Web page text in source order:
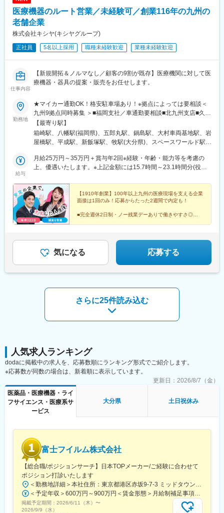
装置等
■営業スタイル：
ントを取って訪問し、ヒアリングにてクリニックのニーズを掴
ドクターとのコネクションを作り、商談に繋げていきます。「与
えられた製品を売る」だけでなく、ドクターが叶えたい患者様の
提案力が求められるため、自社製品にとどまらず、他社や業界に
ついての幅広い引き出しを持つことが重要です。
九州支店の担当エリアは九州全域、沖縄、山口県です。社員ごと
に担当エリアを持ち、自宅からクリニックへは直行直帰をベース
とした働き方です。
市）へ出社いただきます。
※基本は車移動での営業となります
■所属予定部署：
九州支店 営業課では課長（支店長）男性2名、女性1名が在籍し
ています。
九州支店には、他に執行役員2名（営業本部長、九州製造所長）、
フィールドエンジニアが4名（20～40代男性）、製造所5名（20～
■当社の魅力：
美容医療業界のリーディングカンパニーとして、最先端の医療機
器を幅広く取り扱うだけでなく、様々なジャンルのトレンドにも
変更の範囲：会社の定める業務
医療機器のルート営業／未経験可／創業116年の九州の
老舗企業
株式会社キシヤ(キシヤグループ)
正社員 5名以上採用 職種未経験歓迎 業種未経験歓迎
仕事内容
【新規開拓＆ノルマなし／顧客の9割が既存】医療機関に対して医
療機器・器具の提案・販売をお任せします。
勤務地
★マイカー通勤OK！格安駐車場あり！※拠点によっては要相談＜
九州9拠点同時募集 ＞■福岡支社／車通勤要相談■北九州支店■久留
米支店■佐賀営業所■大村営業所■長崎営業所■熊本営業所／車通勤
要相談■飯塚営業所■大分営業所◎勤務先により直行直帰可な場合
もあり◎希望を考慮し配属先を決定します。◎借り上げ社宅制度
た場合にのみ適用
【最寄り駅】
箱崎駅、八幡駅(福岡県)、五郎丸駅、鍋島駅、大村車両基地駅、岩
屋橋駅、平成駅、新飯塚駅、牧駅(大分県)、スペースワールド駅、
給与
月給25万円～35万円＋賞与年2回※経験・年齢・能力等を考慮の
上、優遇いたします。※上記金額には15.7時間～23.1時間分(役職
過分は、追加支給いたします。※上記金額には一律手当の営業手当
（3.8万円）、住宅手当（1.15万円）、その他手当が含まれていま
す。＜月収例＞未経験1年目/初任給：275,800円（月給250,000円
+交通費25,800円）
【1910年創業】100年以上九州の医療現場を支える企業
面接は1回のみ！応募からたった2週間で内定も！
■完全週休2日制・ノー残業デーありで働きやすさ◎
気になる 応募する
さらに25件読み込む
人気求人ランキング
dodaに掲載中の求人を、応募数順にランキング形式でご紹介します。
※応募数が同数の場合は、新着順に表示しています。
更新日： 2026/8/7（金）
医薬品・医療機器・ライ
フサイエンス・医療系サ
ービス
大分県 土日祝休み
富士フイルム株式会社
【総合職/ポジションサーチ】日本TOPメーカー/ご経験に合わせて
ポジション打診いたします
＜勤務地詳細＞本社住所：東京都港区赤坂9-7-3 ミッドタウン・ウェスト勤務地最寄駅：東京メトロ日比谷線／都営大江戸線／六本木駅受動喫煙対策：敷地内全面禁煙変更の範囲：会社の定める事業所（リモートワーク含む）
＜予定年収＞600万円～900万円＜賃金形態＞月給制補足事項なし＜賃金内訳＞月額（基本給）：300,000円～500,000円＜月給＞300,000円～500,000円＜昇給有無＞有＜残業手当＞有賃金はあくまでも目安の金額であり、選考を通じて上下する可能性があります。月給(月額)は固定手当を含めた表記です。
掲載予定期間： 2026/6/11（木） 〜
2026/9/9（水）